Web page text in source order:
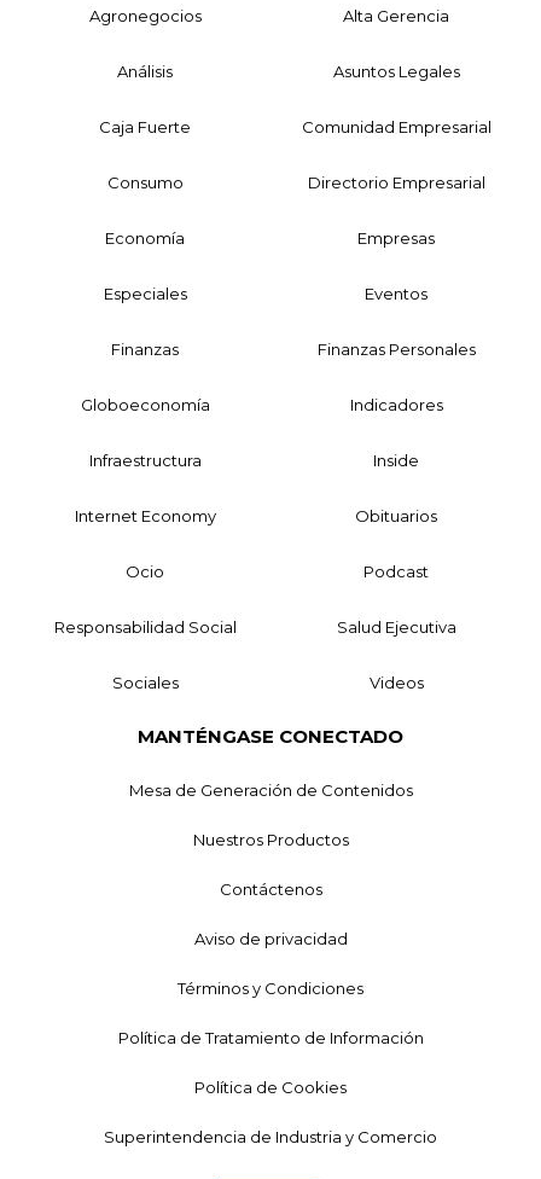
Agronegocios Alta Gerencia
Análisis Asuntos Legales
Caja Fuerte Comunidad Empresarial
Consumo Directorio Empresarial
Economía Empresas
Especiales Eventos
Finanzas Finanzas Personales
Globoeconomía Indicadores
Infraestructura Inside
Internet Economy Obituarios
Ocio Podcast
Responsabilidad Social Salud Ejecutiva
Sociales Videos
MANTÉNGASE CONECTADO
Mesa de Generación de Contenidos
Nuestros Productos
Contáctenos
Aviso de privacidad
Términos y Condiciones
Política de Tratamiento de Información
Política de Cookies
Superintendencia de Industria y Comercio